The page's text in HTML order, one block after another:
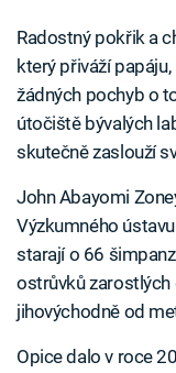
Radostný pokřik a
který přiváží
žádných pochyb o
útočiště bývalých
skutečně zaslouží
John Abayomi
Výzkumného
starají o 66
ostrůvků zarostlých
jihovýchodně od
Opice dalo v roce